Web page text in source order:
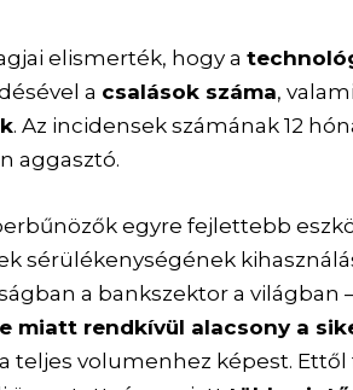
elismerték, hogy a
a csalások száma,
. Az incidensek számának 12
aggasztó.
egyre fejlettebb
sérülékenységének
a bankszektor a világban
miatt rendkívül alacsony a
a teljes volumenhez képest.